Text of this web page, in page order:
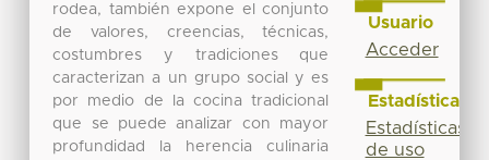
rodea, también expone el conjunto
de valores, creencias, técnicas,
costumbres y tradiciones que
caracterizan a un grupo social y es
por medio de la cocina tradicional
que se puede analizar con mayor
profundidad la herencia culinaria
Usuario
Acceder
Estadísticas
Estadísticas
de uso